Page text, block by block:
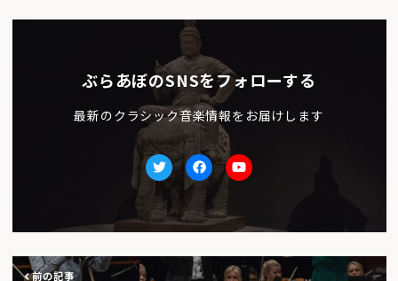
ぶらあぼのSNSをフォローする
最新のクラシック音楽情報をお届けします
TwitterfacebookYoutube
前の記事